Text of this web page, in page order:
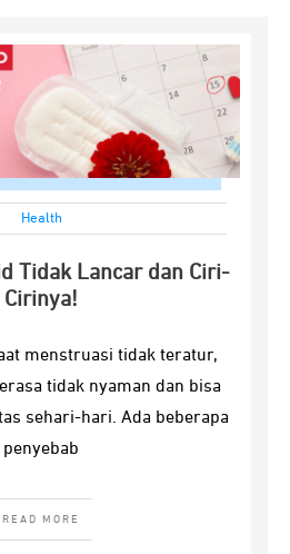
Health
Tidak Lancar dan Ciri-
Cirinya!
menstruasi tidak teratur,
tidak nyaman dan bisa
sehari-hari. Ada beberapa
penyebab
READ MORE